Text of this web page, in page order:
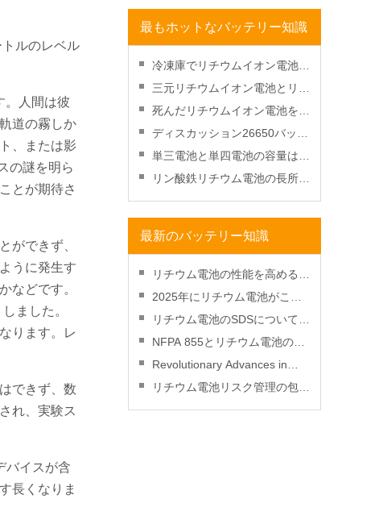
ルのレベル
。人間は彼
道の霧しか
、または影
の謎を明ら
とが期待さ
ができず、
うに発生す
などです。
ました。
ります。レ
できず、数
れ、実験ス
バイスが含
長くなりま
最もホットなバッテリー知識
冷凍庫でリチウムイオン電池を
復元しますか？
三元リチウムイオン電池とリン
酸鉄リチウム電池のどちらが良
いですか？
死んだリチウムイオン電池を充
電する方法-充電して復活させ
る？
ディスカッション26650バッテ
リーと18650バッテリー
単三電池と単四電池の容量はど
れくらいですか?
リン酸鉄リチウム電池の長所と
短所
最新のバッテリー知識
リチウム電池の性能を高めるた
めの放電深度管理方法
2025年にリチウム電池がこれ
まで以上にコスト効率が高くな
る理由
リチウム電池のSDSについて知
っておくべきこと
NFPA 855とリチウム電池の火
災安全：実践ガイド
Revolutionary Advances in
Lithium Battery Technology
リチウム電池リスク管理の包括
的レビュー